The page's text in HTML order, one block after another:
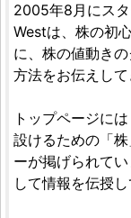
2005年8月にス
Westは、株の初
に、株の値動き
方法をお伝えして
トップページに
設けるための「
ーが掲げられて
して情報を伝授